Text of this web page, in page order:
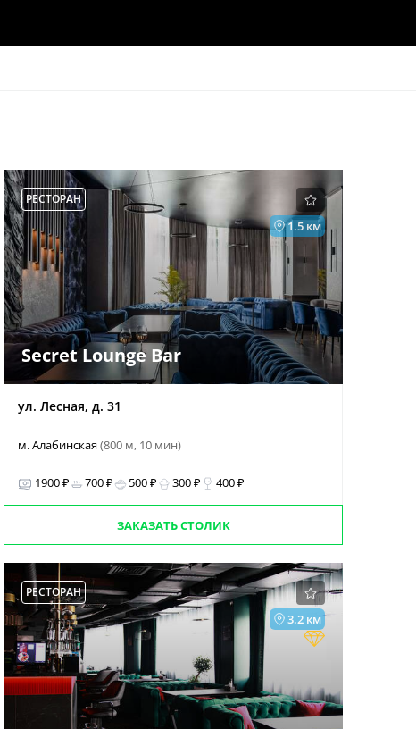
РЕСТОРАН
1.5 км
Secret Lounge Bar
ул. Лесная, д. 31
м. Алабинская(800 м, 10 мин)
1900 ₽ 700 ₽ 500 ₽ 300 ₽ 400 ₽
ЗАКАЗАТЬ СТОЛИК
РЕСТОРАН
3.2 км